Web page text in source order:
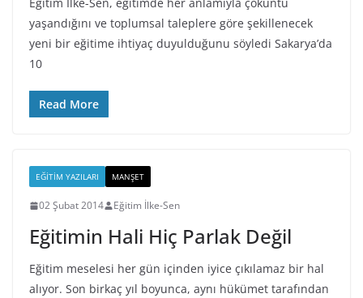
Eğitim İlke-Sen, eğitimde her anlamıyla çöküntü
yaşandığını ve toplumsal taleplere göre şekillenecek
yeni bir eğitime ihtiyaç duyulduğunu söyledi Sakarya’da
10
Read More
EĞITIM YAZILARI MANŞET
02 Şubat 2014 Eğitim İlke-Sen
Eğitimin Hali Hiç Parlak Değil
Eğitim meselesi her gün içinden iyice çıkılamaz bir hal
alıyor. Son birkaç yıl boyunca, aynı hükümet tarafından